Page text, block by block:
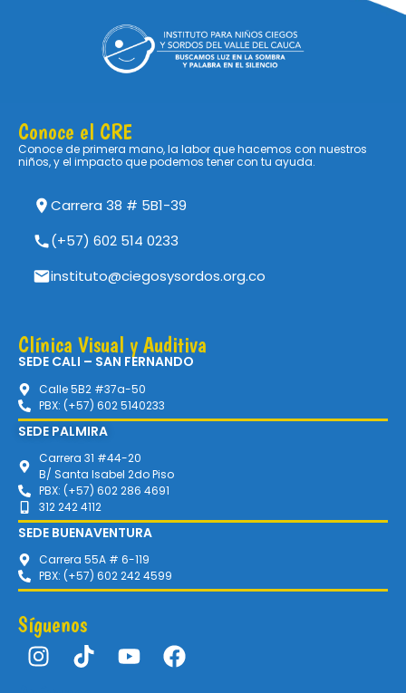
Conoce el CRE
Conoce de primera mano, la labor que hacemos con nuestros
niños, y el impacto que podemos tener con tu ayuda.
Carrera 38 # 5B1-39
(+57) 602 514 0233
instituto@ciegosysordos.org.co
Clínica Visual y Auditiva
SEDE CALI – SAN FERNANDO
Calle 5B2 #37a-50
PBX: (+57) 602 5140233
SEDE PALMIRA
Carrera 31 #44-20
B/ Santa Isabel 2do Piso
PBX: (+57) 602 286 4691
312 242 4112
SEDE BUENAVENTURA
Carrera 55A # 6-119
PBX: (+57) 602 242 4599
Síguenos